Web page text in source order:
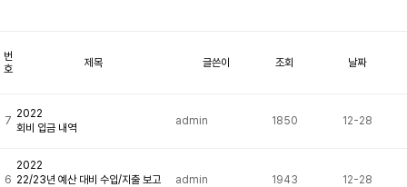
번
호
제목 글쓴이 조회 날짜
7
2022
회비 입금 내역
admin 1850 12-28
6
2022
22/23년 예산 대비 수입/지출 보고
admin 1943 12-28